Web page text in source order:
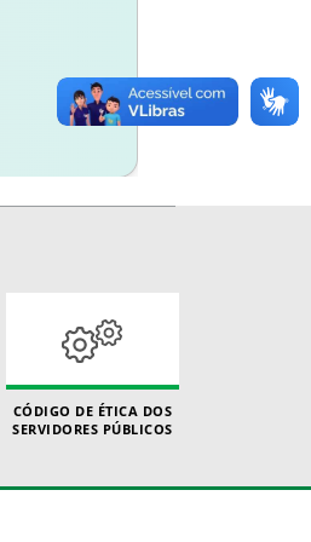
CÓDIGO DE ÉTICA DOS
SERVIDORES PÚBLICOS